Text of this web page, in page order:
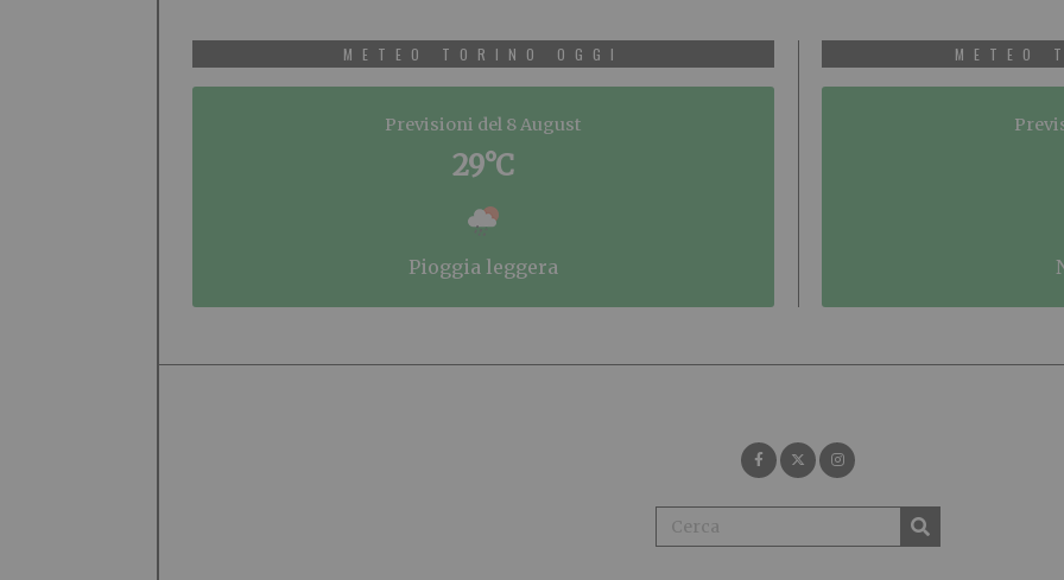
METEO TORINO OGGI
Previsioni del 8 August
29°C
pioggia leggera
METEO